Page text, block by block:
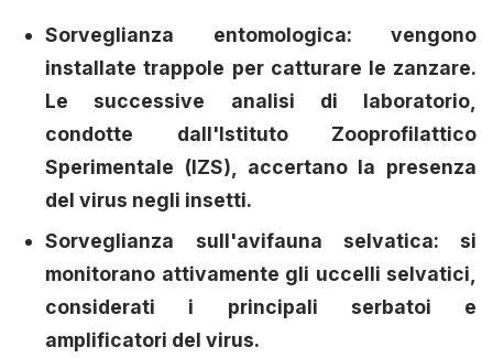
Sorveglianza entomologica: vengono
installate trappole per catturare le zanzare.
Le successive analisi di laboratorio,
condotte dall'Istituto Zooprofilattico
Sperimentale (IZS), accertano la presenza
del virus negli insetti.
Sorveglianza sull'avifauna selvatica: si
monitorano attivamente gli uccelli selvatici,
considerati i principali serbatoi e
amplificatori del virus.